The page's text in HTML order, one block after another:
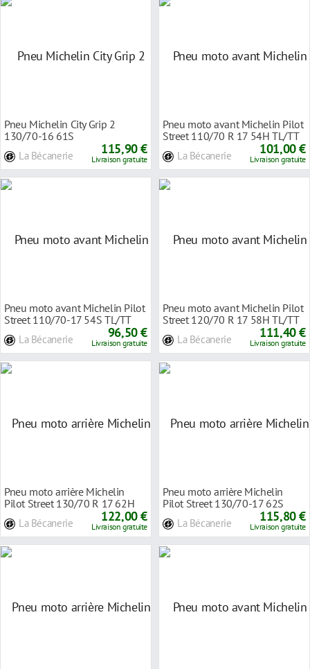
Pneu Michelin City Grip 2
130/70-16 61S
La Bécanerie 115,90 €
Livraison gratuite
Pneu moto avant Michelin Pilot
Street 110/70 R 17 54H TL/TT
La Bécanerie 101,00 €
Livraison gratuite
Pneu moto avant Michelin Pilot
Street 110/70-17 54S TL/TT
La Bécanerie 96,50 €
Livraison gratuite
Pneu moto avant Michelin Pilot
Street 120/70 R 17 58H TL/TT
La Bécanerie 111,40 €
Livraison gratuite
Pneu moto arrière Michelin
Pilot Street 130/70 R 17 62H
La Bécanerie 122,00 €
Livraison gratuite
Pneu moto arrière Michelin
Pilot Street 130/70-17 62S
La Bécanerie 115,80 €
Livraison gratuite